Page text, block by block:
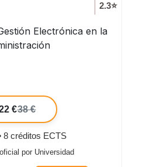
2.3⭐
Electrónica en la
€38 €
8 créditos ECTS
por Universidad